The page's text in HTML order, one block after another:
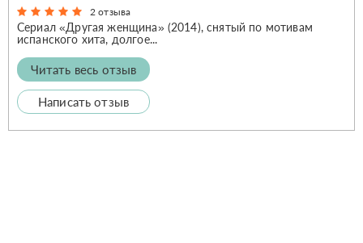
2 отзыва
Сериал «Другая женщина» (2014), снятый по мотивам
испанского хита, долгое...
Читать весь отзыв
Написать отзыв